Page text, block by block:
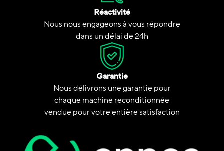
Réactivité
Nous nous engageons à vous répondre
dans un délai de 24h
Garantie
Nous délivrons une garantie pour
chaque machine reconditionnée
vendue pour votre entière satisfaction